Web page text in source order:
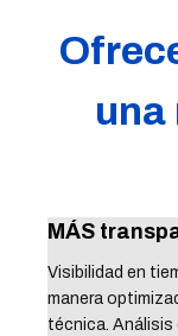
una
MÁS
Visibilidad en
manera
técnica. Análisis